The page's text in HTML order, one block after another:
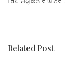
Related Post